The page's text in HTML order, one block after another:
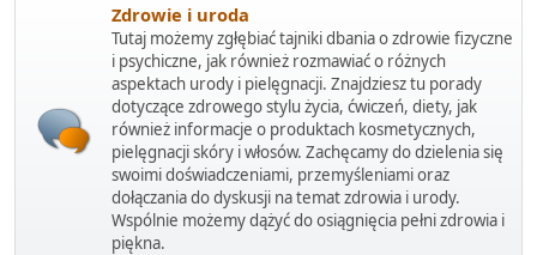
Zdrowie i uroda
Tutaj możemy zgłębiać tajniki dbania o zdrowie fizyczne
i psychiczne, jak również rozmawiać o różnych
aspektach urody i pielęgnacji. Znajdziesz tu porady
dotyczące zdrowego stylu życia, ćwiczeń, diety, jak
również informacje o produktach kosmetycznych,
pielęgnacji skóry i włosów. Zachęcamy do dzielenia się
swoimi doświadczeniami, przemyśleniami oraz
dołączania do dyskusji na temat zdrowia i urody.
Wspólnie możemy dążyć do osiągnięcia pełni zdrowia i
piękna.